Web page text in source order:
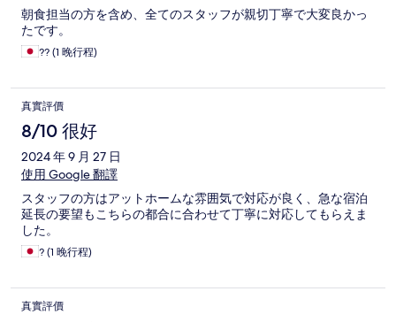
朝食担当の方を含め、全てのスタッフが親切丁寧で大変良かっ
たです。
?? (1 晚行程)
真實評價
8/10 很好
2024 年 9 月 27 日
使用 Google 翻譯
スタッフの方はアットホームな雰囲気で対応が良く、急な宿泊
延長の要望もこちらの都合に合わせて丁寧に対応してもらえま
した。
? (1 晚行程)
真實評價